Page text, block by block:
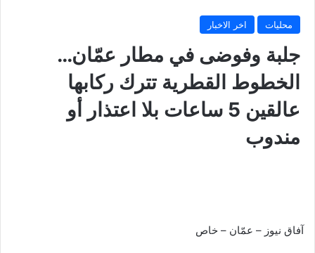
محليات اخر الاخبار
جلبة وفوضى في مطار عمّان…
الخطوط القطرية تترك ركابها
عالقين 5 ساعات بلا اعتذار أو
مندوب
آفاق نيوز – عمّان – خاص